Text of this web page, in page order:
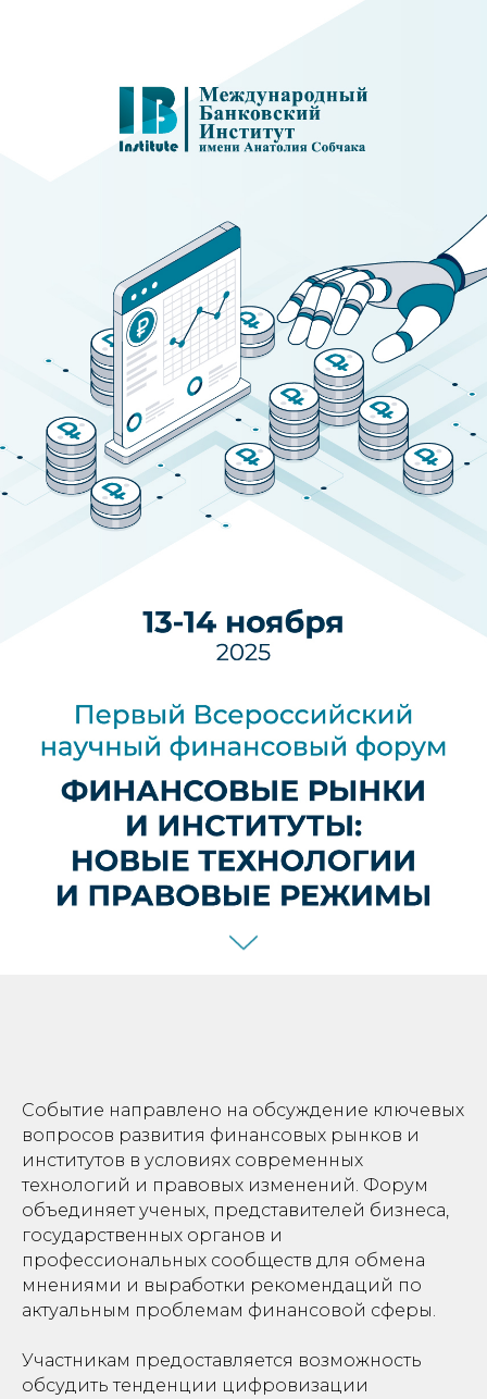
Событие направлено на обсуждение ключевых
вопросов развития финансовых рынков и
институтов в условиях современных
технологий и правовых изменений. Форум
объединяет ученых, представителей бизнеса,
государственных органов и
профессиональных сообществ для обмена
мнениями и выработки рекомендаций по
актуальным проблемам финансовой сферы.
Участникам предоставляется возможность
обсудить тенденции цифровизации